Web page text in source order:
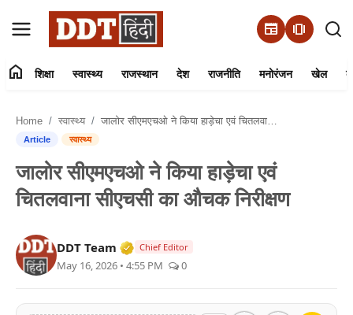
newspaper amp_stories
हमारे बारे में
शिक्षा
राजस्थान
home शिक्षा स्वास्थ्य राजस्थान देश राजनीति मनोरंजन खेल
Home स्वास्थ्य जालोर सीएमएचओ ने किया हाड़ेचा एवं चितलवाना सीएचसी का औचक निरीक्षण
Article स्वास्थ्य
जालोर सीएमएचओ ने किया हाड़ेचा एवं
चितलवाना सीएचसी का औचक निरीक्षण
DDT Team Verified Media or Organization • 01
Chief Editor
May 16, 2026 • 4:55 PM 0